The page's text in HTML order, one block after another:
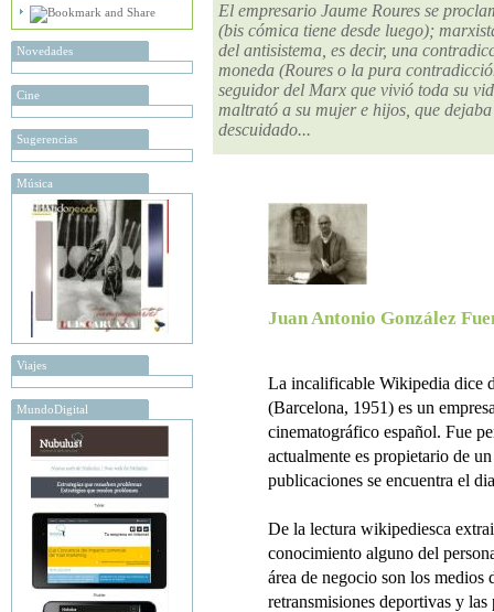
Novedades
Cine
Sugerencias
Música
Viajes
MundoDigital
El empresario Jaume Roures se
(bis cómica tiene desde luego);
del antisistema, es decir, una
moneda (Roures o la pura
seguidor del Marx que vivió toda su
maltrató a su mujer e hijos, que
descuidado...
Juan Antonio González
La incalificable Wikipedia dice
(Barcelona, 1951) es un
cinematográfico español. Fue
actualmente es propietario de
publicaciones se encuentra el
De la lectura wikipediesca
conocimiento alguno del
área de negocio son los
retransmisiones deportivas y